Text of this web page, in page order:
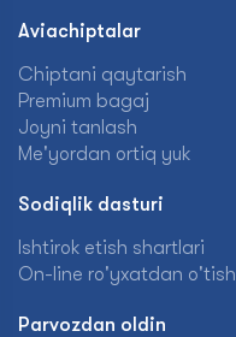
Aviachiptalar
Chiptani qaytarish
Premium bagaj
Joyni tanlash
Me'yordan ortiq yuk
Sodiqlik dasturi
Ishtirok etish shartlari
On-line ro'yxatdan o'tish
Parvozdan oldin